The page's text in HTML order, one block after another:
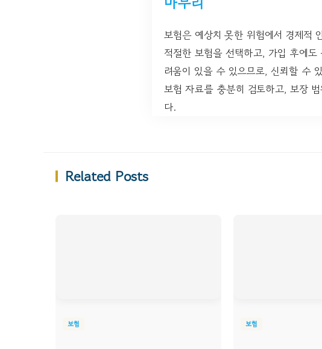
보험은 예상치 못한 위험에서 경제적
적절한 보험을 선택하고, 가입 후에
려움이 있을 수 있으므로, 신뢰할 수
보험 자료를 충분히 검토하고, 보장
다.
Related Posts
보험 보험